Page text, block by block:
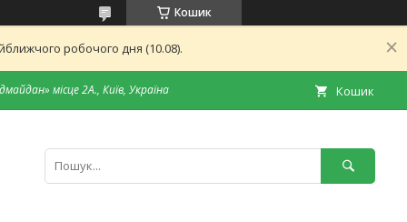
Кошик
робочого дня (10.08).
місце 2А., Київ, Україна Кошик